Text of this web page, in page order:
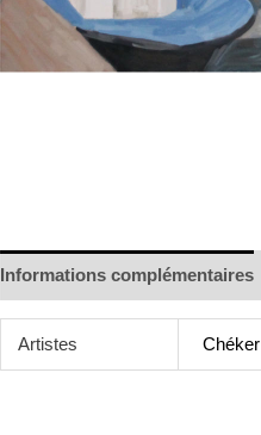
Informations complémentaires
Artistes Chéker